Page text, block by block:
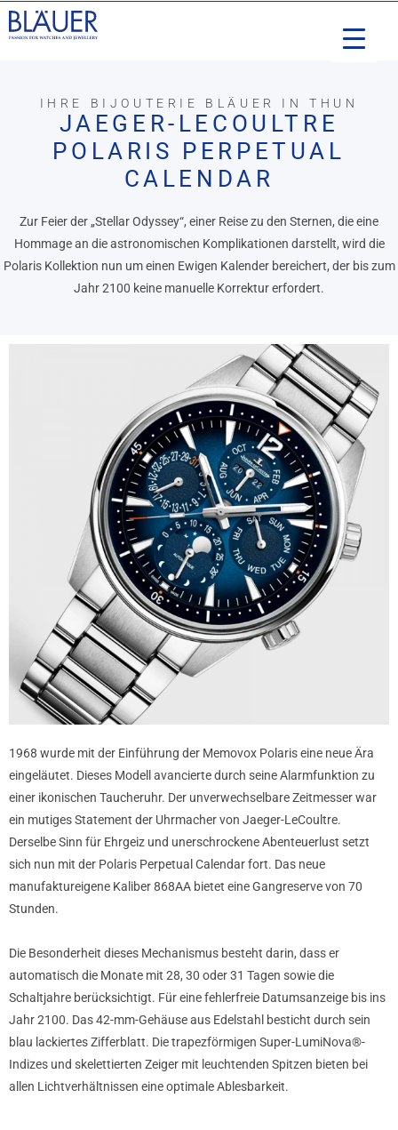
IHRE BIJOUTERIE BLÄUER IN THUN
JAEGER-LECOULTRE
POLARIS PERPETUAL
CALENDAR
Zur Feier der „Stellar Odyssey“, einer Reise zu den Sternen, die eine
Hommage an die astronomischen Komplikationen darstellt, wird die
Polaris Kollektion nun um einen Ewigen Kalender bereichert, der bis zum
Jahr 2100 keine manuelle Korrektur erfordert.
1968 wurde mit der Einführung der Memovox Polaris eine neue Ära
eingeläutet. Dieses Modell avancierte durch seine Alarmfunktion zu
einer ikonischen Taucheruhr. Der unverwechselbare Zeitmesser war
ein mutiges Statement der Uhrmacher von Jaeger-LeCoultre.
Derselbe Sinn für Ehrgeiz und unerschrockene Abenteuerlust setzt
sich nun mit der Polaris Perpetual Calendar fort. Das neue
manufaktureigene Kaliber 868AA bietet eine Gangreserve von 70
Stunden.
Die Besonderheit dieses Mechanismus besteht darin, dass er
automatisch die Monate mit 28, 30 oder 31 Tagen sowie die
Schaltjahre berücksichtigt. Für eine fehlerfreie Datumsanzeige bis ins
Jahr 2100. Das 42-mm-Gehäuse aus Edelstahl besticht durch sein
blau lackiertes Zifferblatt. Die trapezförmigen Super-LumiNova®-
Indizes und skelettierten Zeiger mit leuchtenden Spitzen bieten bei
allen Lichtverhältnissen eine optimale Ablesbarkeit.